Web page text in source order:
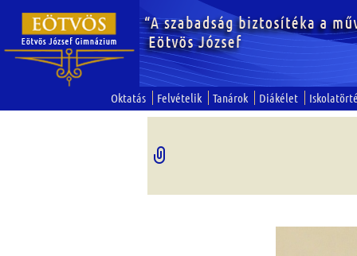
Oktatás Felvételik Tanárok Diákélet